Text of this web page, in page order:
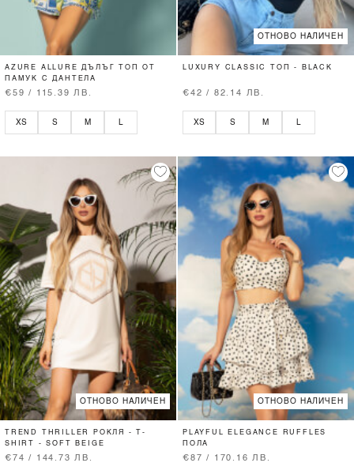
AZURE ALLURE ДЪЛЪГ ТОП ОТ
ПАМУК С ДАНТЕЛА
€59 / 115.39 ЛВ.
XS S M
ОТНОВО НАЛИЧЕН
LUXURY CLASSIC ТОП - BLACK
€42 / 82.14 ЛВ.
XS S M
ОТНОВО НАЛИЧЕН
TREND THRILLER РОКЛЯ - T-
SHIRT - SOFT BEIGE
€74 / 144.73 ЛВ.
ОТНОВО НАЛИЧЕН
PLAYFUL ELEGANCE RUFFLES
ПОЛА
€87 / 170.16 ЛВ.